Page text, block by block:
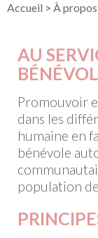
Accueil > À propos
AU
Promouvoir
dans les
humaine en
bénévole
population